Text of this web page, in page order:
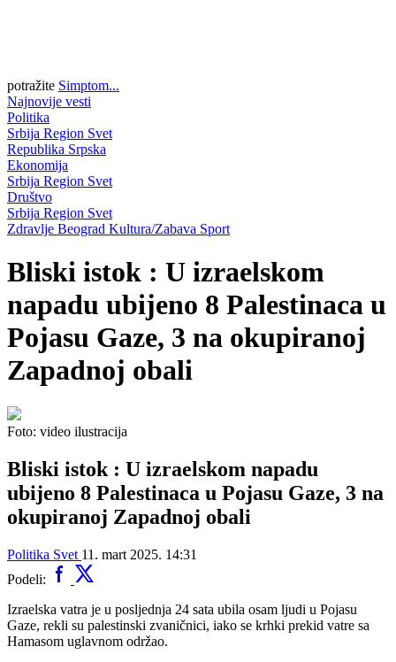
potražite Simptom...
Najnovije vesti
Politika
Srbija Region Svet
Republika Srpska
Ekonomija
Srbija Region Svet
Društvo
Srbija Region Svet
Zdravlje Beograd Kultura/Zabava Sport
Bliski istok : U izraelskom
napadu ubijeno 8 Palestinaca u
Pojasu Gaze, 3 na okupiranoj
Zapadnoj obali
Foto: video ilustracija
Bliski istok : U izraelskom napadu
ubijeno 8 Palestinaca u Pojasu Gaze, 3 na
okupiranoj Zapadnoj obali
Politika Svet 11. mart 2025. 14:31
Podeli:
Izraelska vatra je u posljednja 24 sata ubila osam ljudi u Pojasu
Gaze, rekli su palestinski zvaničnici, iako se krhki prekid vatre sa
Hamasom uglavnom održao.